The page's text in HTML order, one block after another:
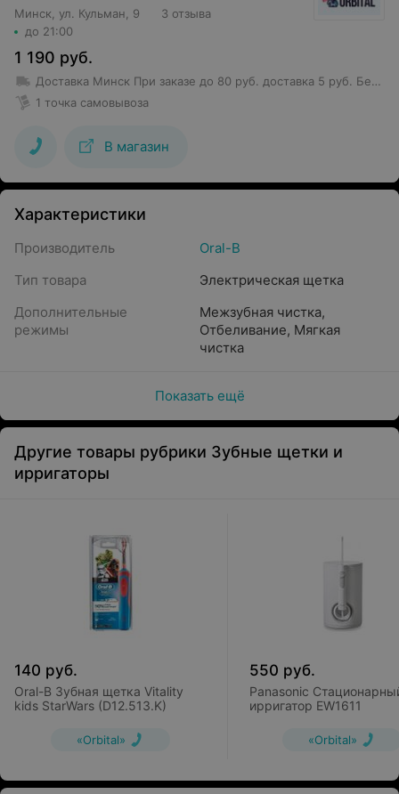
Минск, ул. Кульман, 9
до 21:00
3 отзыва
1 190 руб.
Доставка Минск При заказе до 80 руб. доставка 5 руб. Бесплатная доставка от 80 руб.
1 точка самовывоза
В магазин
Характеристики
Производитель
Oral-B
Тип товара
Электрическая щетка
Дополнительные
режимы
Межзубная чистка,
Отбеливание, Мягкая
чистка
Показать ещё
Другие товары рубрики Зубные щетки и
ирригаторы
140 руб.
Oral-B Зубная щетка Vitality
kids StarWars (D12.513.K)
«Orbital»
550 руб.
Panasonic
ирригатор EW1611
«Orbital»